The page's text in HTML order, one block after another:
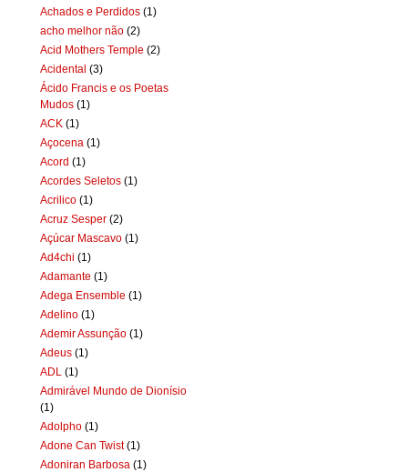
Achados e Perdidos (1)
acho melhor não (2)
Acid Mothers Temple (2)
Acidental (3)
Ácido Francis e os Poetas
Mudos (1)
ACK (1)
Açocena (1)
Acord (1)
Acordes Seletos (1)
Acrilico (1)
Acruz Sesper (2)
Açúcar Mascavo (1)
Ad4chi (1)
Adamante (1)
Adega Ensemble (1)
Adelino (1)
Ademir Assunção (1)
Adeus (1)
ADL (1)
Admirável Mundo de Dionísio
(1)
Adolpho (1)
Adone Can Twist (1)
Adoniran Barbosa (1)